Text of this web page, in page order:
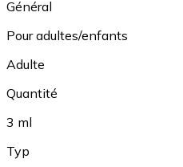
Général
Pour adultes/enfants
Adulte
Quantité
3 ml
Typ